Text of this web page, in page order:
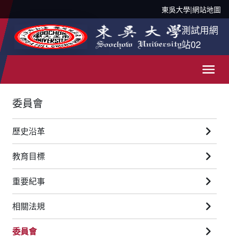
東吳大學|網站地圖
測試用網
站02
委員會
歷史沿革
教育目標
重要紀事
相關法規
委員會